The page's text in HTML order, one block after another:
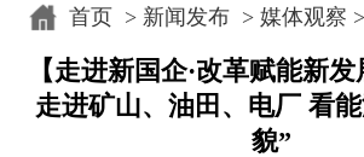
首页> 新闻发布> 媒体观察
【走进新国企·改革赋能新发
走进矿山、油田、电厂 看
貌”